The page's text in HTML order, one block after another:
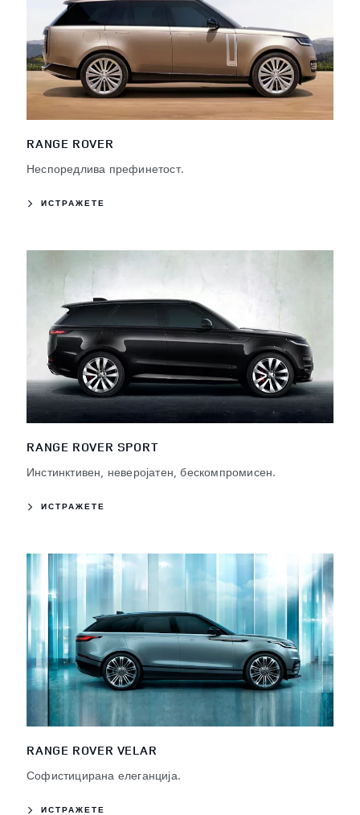
RANGE ROVER
Неспоредлива префинетост.
ИСТРАЖЕТЕ
RANGE ROVER SPORT
Инстинктивен, неверојатен, бескомпромисен.
ИСТРАЖЕТЕ
RANGE ROVER VELAR
Софистицирана елеганција.
ИСТРАЖЕТЕ